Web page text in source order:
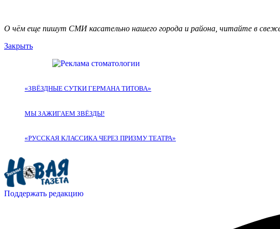
О чём еще пишут СМИ касательно нашего города и района, читайте в
Закрыть
«ЗВЁЗДНЫЕ СУТКИ ГЕРМАНА ТИТОВА»
МЫ ЗАЖИГАЕМ ЗВЁЗДЫ!
«РУССКАЯ КЛАССИКА ЧЕРЕЗ ПРИЗМУ ТЕАТРА»
Поддержать редакцию